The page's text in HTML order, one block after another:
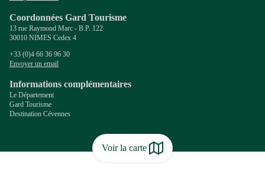
Voir la carte
Coordonnées Gard Tourisme
13 rue Raymond Marc - B.P. 122
30010 NIMES Cedex 4
+33 (0)4 66 36 96 30
Envoyer un email
Informations complémentaires
Le Département
Gard Tourisme
Destination Cévennes